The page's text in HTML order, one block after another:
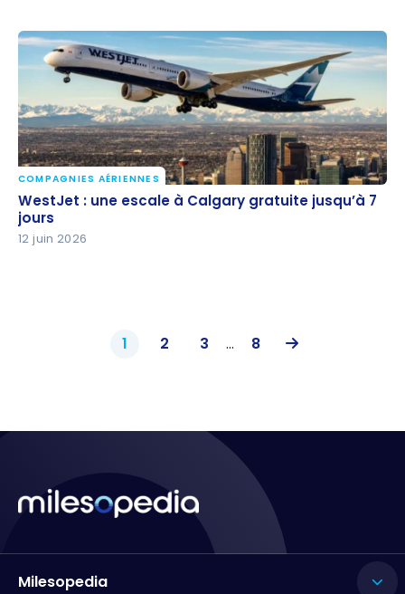
WestJet : une escale à Calgary gratuite jusqu’à 7
jours
COMPAGNIES AÉRIENNES
WestJet : une escale à Calgary gratuite jusqu’à 7
jours
12 juin 2026
1 2 3 ... 8
Milesopedia